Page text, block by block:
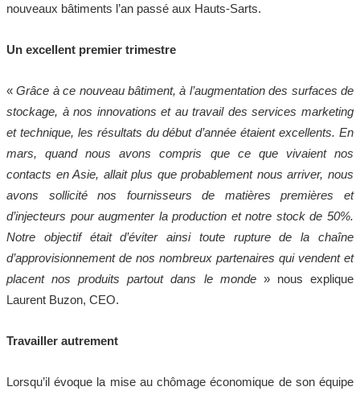
nouveaux bâtiments l’an passé aux Hauts-Sarts.
Un excellent premier trimestre
«Grâce à ce nouveau bâtiment, à l’augmentation des surfaces de
stockage, à nos innovations et au travail des services marketing
et technique, les résultats du début d’année étaient excellents. En
mars, quand nous avons compris que ce que vivaient nos
contacts en Asie, allait plus que probablement nous arriver, nous
avons sollicité nos fournisseurs de matières premières et
d’injecteurs pour augmenter la production et notre stock de 50%.
Notre objectif était d’éviter ainsi toute rupture de la chaîne
d’approvisionnement de nos nombreux partenaires qui vendent et
placent nos produits partout dans le monde» nous explique
Laurent Buzon, CEO.
Travailler autrement
Lorsqu’il évoque la mise au chômage économique de son équipe